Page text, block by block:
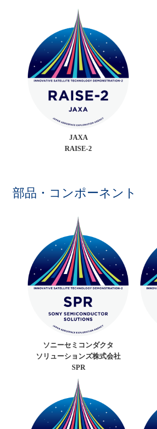
JAXA
RAISE-2
部品・コンポーネント
ソニーセミコンダクタ
ソリューションズ株式会社
SPR